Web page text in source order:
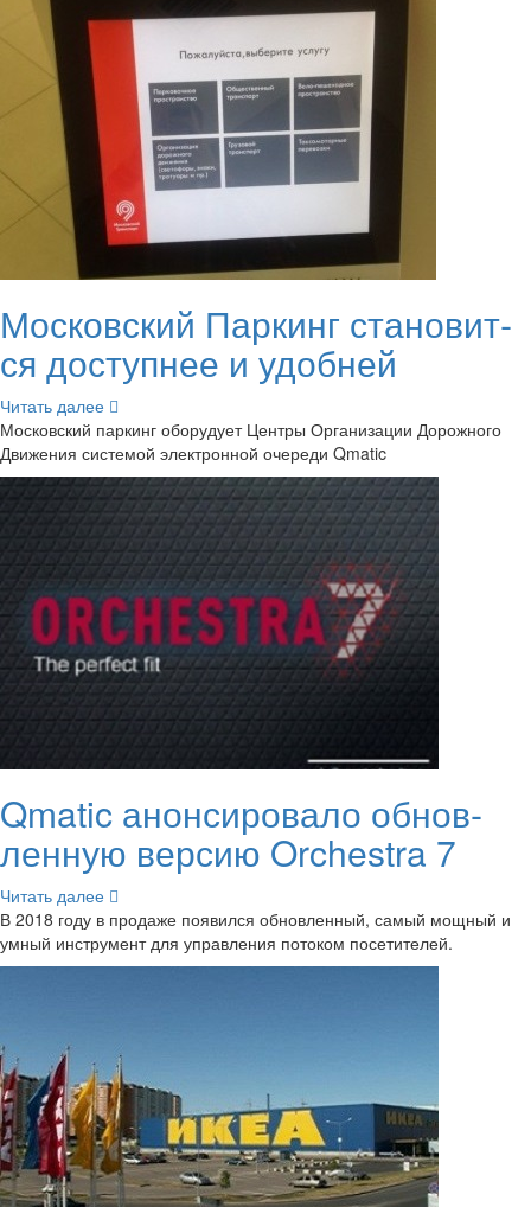
Мос­ков­ский Пар­кинг ста­но­вит­
ся до­ступ­нее и удоб­ней
Чи­тать далее
Мос­ков­ский пар­кинг обо­ру­ду­ет Цен­тры Ор­га­ни­за­ции До­рож­но­го
Дви­же­ния си­сте­мой элек­трон­ной оче­ре­ди Qmatic
Qmatic анон­си­ро­ва­ло об­нов­
лен­ную вер­сию Orchestra 7
Чи­тать далее
В 2018 году в про­да­же по­явил­ся об­нов­лен­ный, самый мощ­ный и
умный ин­стру­мент для управ­ле­ния по­то­ком по­се­ти­те­лей.